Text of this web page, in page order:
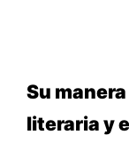
Su
literaria y